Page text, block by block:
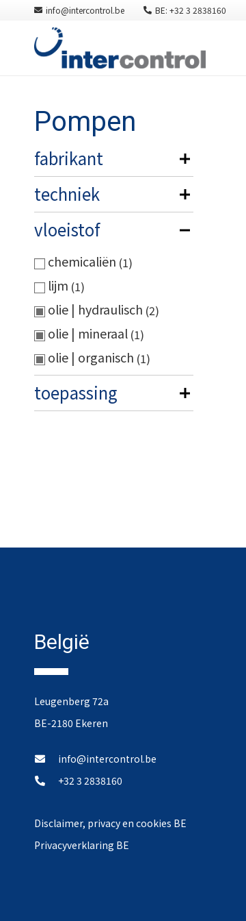
info@intercontrol.be BE: +32 3 2838160
Pompen
fabrikant
techniek
vloeistof
chemicaliën 1
lijm 1
olie | hydraulisch 2
olie | mineraal 1
olie | organisch 1
toepassing
België
Leugenberg 72a
BE-2180 Ekeren
info@intercontrol.be
+32 3 2838160
Disclaimer, privacy en cookies BE
Privacyverklaring BE